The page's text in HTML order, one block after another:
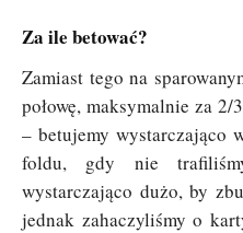
Za ile betować?
Zamiast tego na
połowę, maksymalnie za
– betujemy wystarczająco
foldu, gdy nie
wystarczająco dużo, by
jednak zahaczyliśmy o